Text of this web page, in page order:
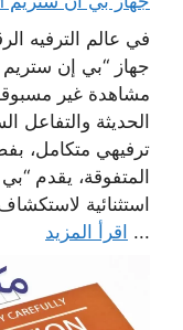
في عالم الترفيه
جهاز “بي إن
مشاهدة غير
الحديثة والتفاعل
ترفيهي متكامل،
المتفوقة، يقدم
استثنائية
... اقرأ المزيد